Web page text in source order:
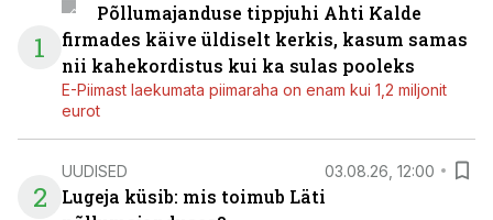
1
Põllumajanduse tippjuhi Ahti Kalde
firmades käive üldiselt kerkis, kasum samas
nii kahekordistus kui ka sulas pooleks
E-Piimast laekumata piimaraha on enam kui 1,2 miljonit
eurot
2
UUDISED 03.08.26, 12:00
Lugeja küsib: mis toimub Läti